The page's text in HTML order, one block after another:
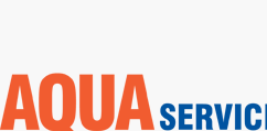
main
content